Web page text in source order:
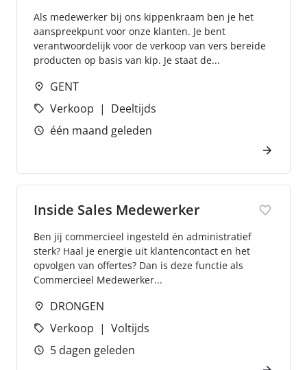
Als medewerker bij ons kippenkraam ben je het
aanspreekpunt voor onze klanten. Je bent
verantwoordelijk voor de verkoop van vers bereide
producten op basis van kip. Je staat de...
GENT
Verkoop
Deeltijds
één maand geleden
Inside Sales Medewerker
Ben jij commercieel ingesteld én administratief
sterk? Haal je energie uit klantencontact en het
opvolgen van offertes? Dan is deze functie als
Commercieel Medewerker...
DRONGEN
Verkoop
Voltijds
5 dagen geleden